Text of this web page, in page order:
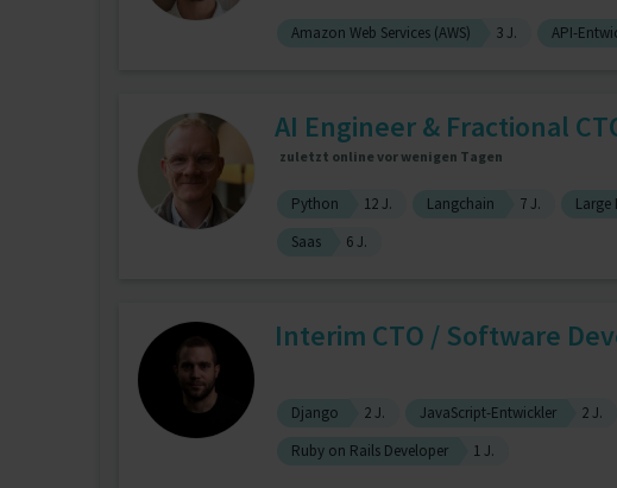
Amazon Web Services (AWS) 3 J. API-
AI Engineer & Fractional
zuletzt online vor wenigen Tagen
Python 12 J. Langchain 7 J. Large
Saas
6 J.
Interim CTO / Software
Django 2 J. JavaScript-Entwickler 2 J.
Ruby on Rails Developer
1 J.